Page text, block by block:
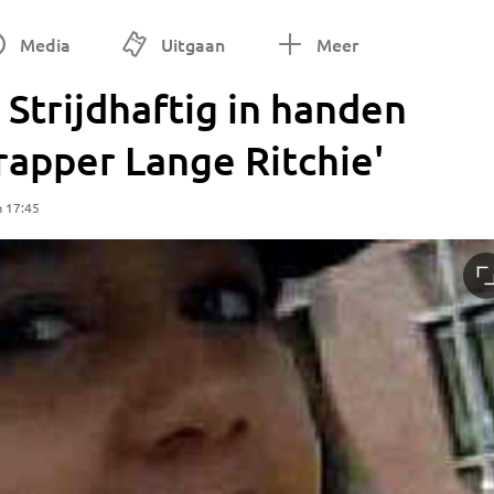
Media Uitgaan Meer
in handen
Lange Ritchie'
17:45